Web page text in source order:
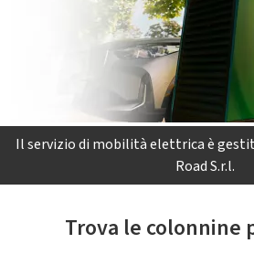
Il servizio di mobilità elettrica è
Road S.r.l.
Trova le colonnine